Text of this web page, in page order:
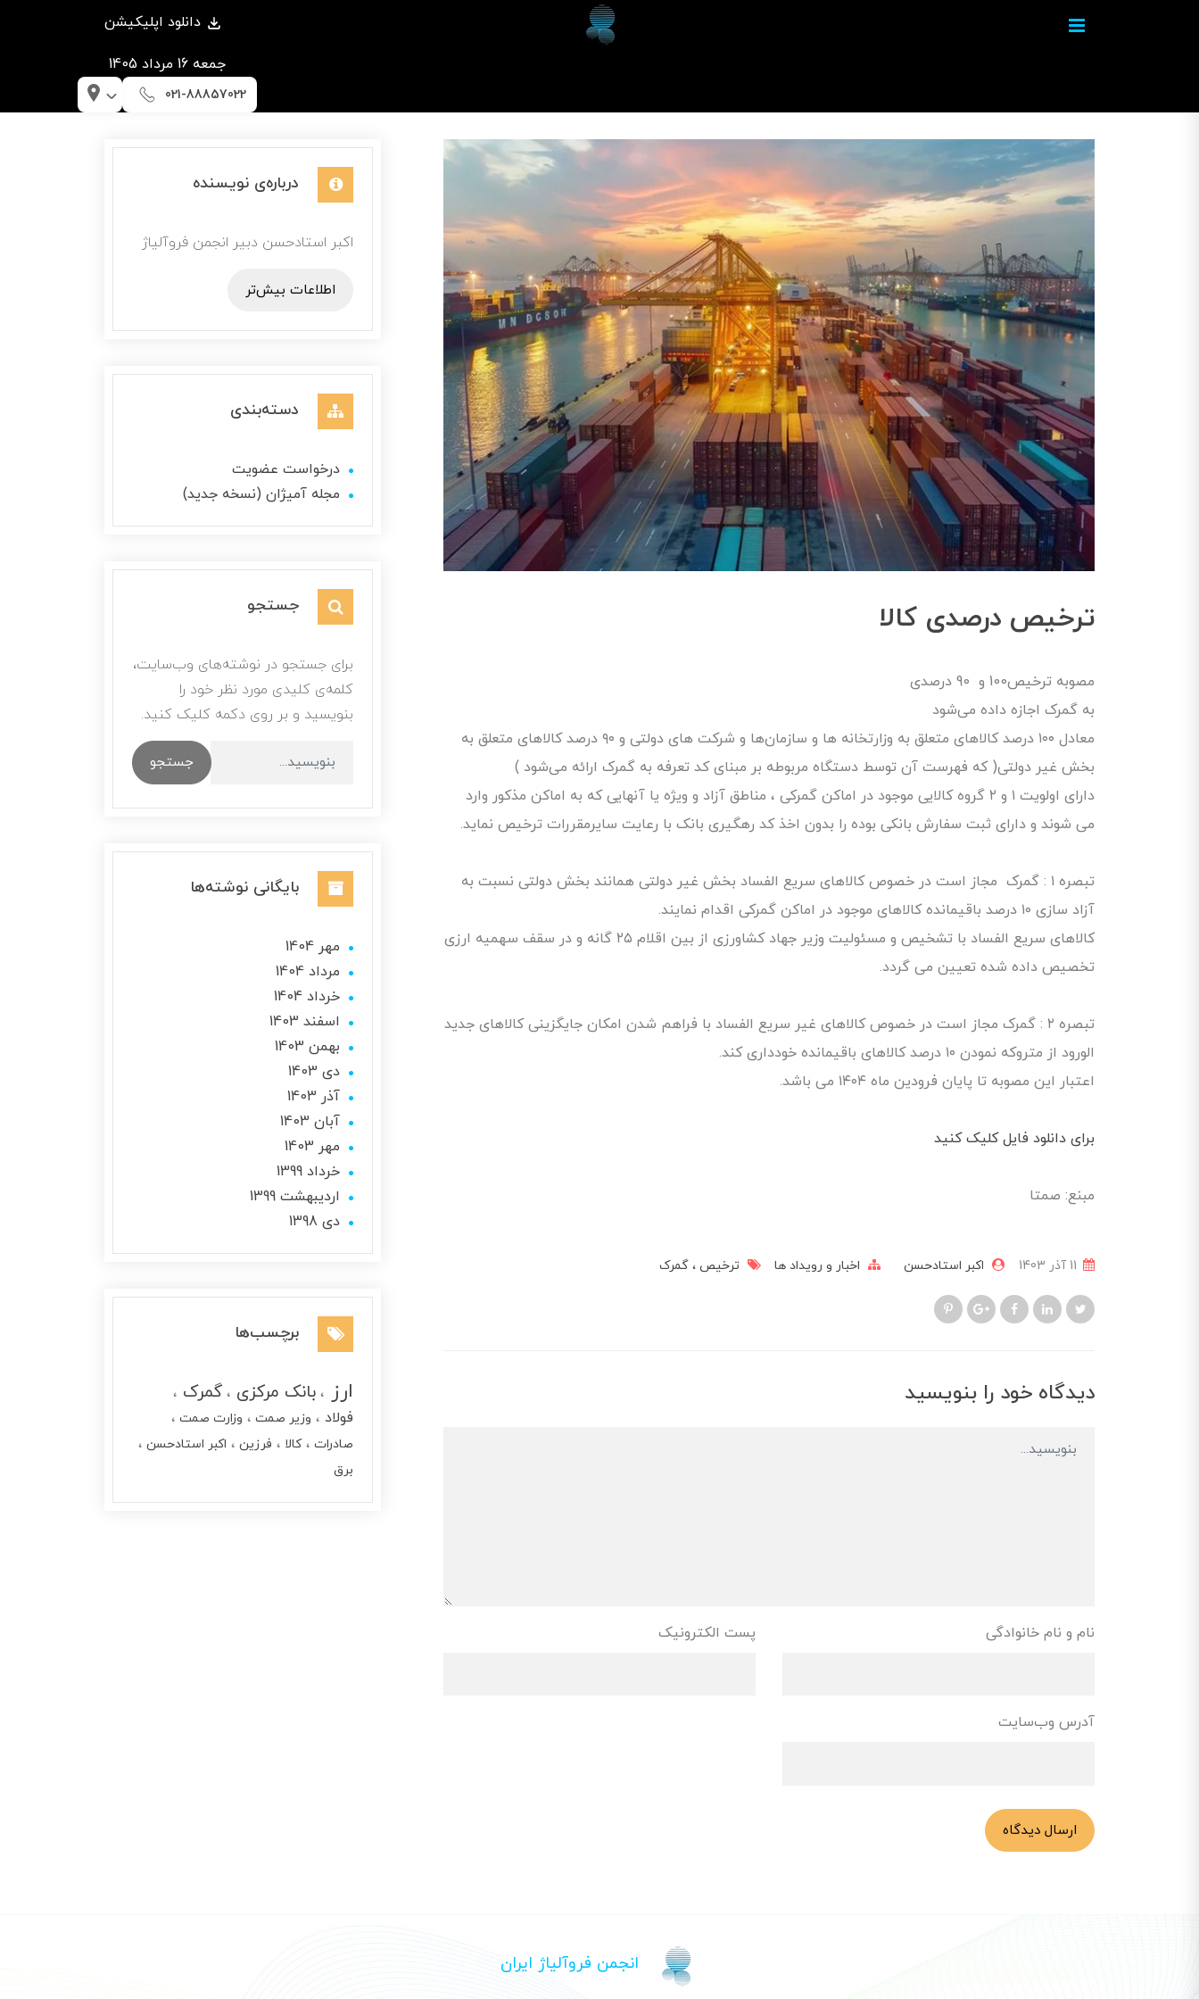
دانلود اپلیکیشن
جمعه 16 مرداد 1405
021-88857022
ترخیص درصدی کالا
مصوبه ترخیص100 و 90 درصدی
به گمرک اجازه داده می‌شود
معادل ۱۰۰ درصد کالاهای متعلق به وزارتخانه ها و سازمان‌ها و شرکت های دولتی و ۹۰ درصد کالاهای متعلق به
بخش غیر دولتی( که فهرست آن توسط دستگاه مربوطه بر مبنای کد تعرفه به گمرک ارائه می‌شود )
دارای اولویت ۱ و ۲ گروه کالایی موجود در اماکن گمرکی ، مناطق آزاد و ویژه یا آنهایی که به اماکن مذکور وارد
می شوند و دارای ثبت سفارش بانکی بوده را بدون اخذ کد رهگیری بانک با رعایت سایرمقررات ترخیص نماید.
تبصره ۱ : گمرک مجاز است در خصوص کالاهای سریع الفساد بخش غیر دولتی همانند بخش دولتی نسبت به
آزاد سازی ۱۰ درصد باقیمانده کالاهای موجود در اماکن گمرکی اقدام نمایند.
کالاهای سریع الفساد با تشخیص و مسئولیت وزیر جهاد کشاورزی از بین اقلام ۲۵ گانه و در سقف سهمیه ارزی
تخصیص داده شده تعیین می گردد.
تبصره ۲ : گمرک مجاز است در خصوص کالاهای غیر سریع الفساد با فراهم شدن امکان جایگزینی کالاهای جدید
الورود از متروکه نمودن ۱۰ درصد کالاهای باقیمانده خودداری کند.
اعتبار این مصوبه تا پایان فرودین ماه ١٤٠٤ می باشد.
برای دانلود فایل کلیک کنید
مبنع: صمتا
اکبر استادحسن اخبار و رویداد ها ترخیص گمرک
دیدگاه خود را بنویسید
نام و نام خانوادگی پست الکترونیک
آدرس وب‌سایت
ارسال دیدگاه
درباره‌ی نویسنده
اکبر استادحسن دبیر انجمن فروآلیاژ
اطلاعات بیش‌تر
دسته‌بندی
درخواست عضویت
مجله آمیژان (نسخه جدید)
جستجو
برای جستجو در نوشته‌های وب‌سایت،
کلمه‌ی کلیدی مورد نظر خود را
بنویسید و بر روی دکمه کلیک کنید.
جستجو
بایگانی نوشته‌ها
مهر 1404
مرداد 1404
خرداد 1404
اسفند 1403
بهمن 1403
دی 1403
آذر 1403
آبان 1403
مهر 1403
خرداد 1399
ارديبهشت 1399
دی 1398
برچسب‌ها
ارز بانک مرکزی گمرک
فولاد وزیر صمت
وزارت صمت
صادرات
کالا فرزین
اکبر استادحسن
برق
انجمن فروآلیاژ ایران